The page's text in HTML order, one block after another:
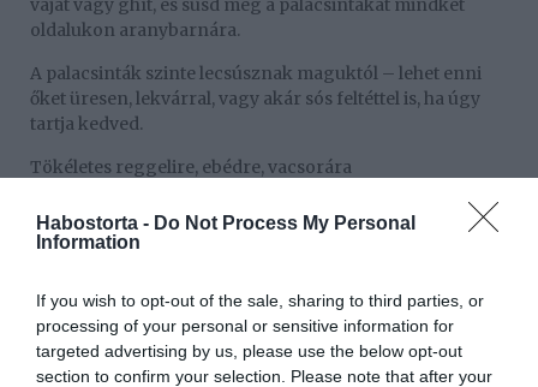
Habostorta - Do Not Process My Personal
Information
If you wish to opt-out of the sale, sharing to third parties, or
processing of your personal or sensitive information for
targeted advertising by us, please use the below opt-out
section to confirm your selection. Please note that after your
vajat vagy ghít, és süsd meg a palacsintákat mindkét
oldalukon aranybarnára.
A palacsinták szinte lecsúsznak maguktól – lehet enni
őket üresen, lekvárral, vagy akár sós feltéttel is, ha úgy
tartja kedved.
Tökéletes reggelire, ebédre, vacsorára
Ez a recept nemcsak vacsorára ideális. Ha reggel
gyorsan kell valami energiadús, meleg étel, vagy csak
Ráadásul könnyen skálázható: minden tojás mellé
számolj kb. 10 ml tejszínt, és már készítheted is a
nagyobb adagot.